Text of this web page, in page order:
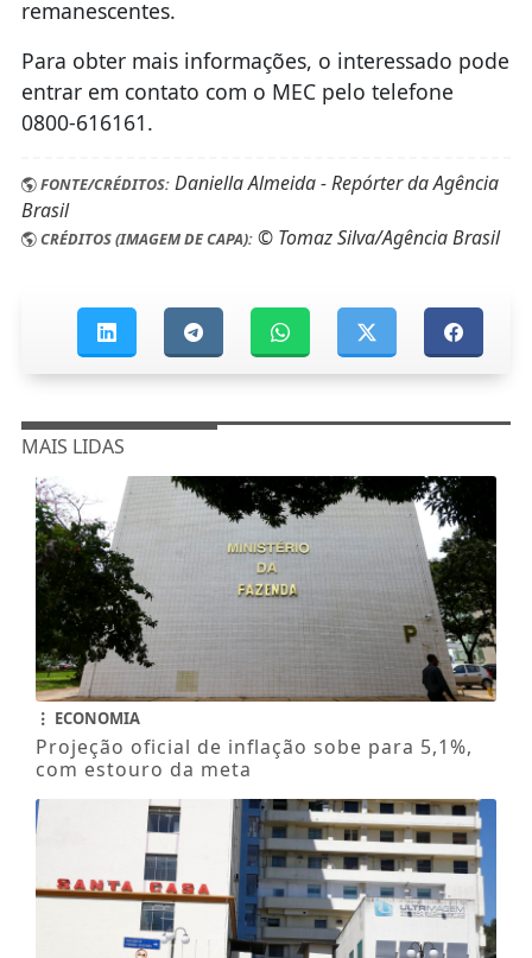
remanescentes.
Para obter mais informações, o interessado pode
entrar em contato com o MEC pelo telefone
0800-616161.
FONTE/CRÉDITOS:Daniella Almeida - Repórter da Agência
Brasil
CRÉDITOS (IMAGEM DE CAPA):© Tomaz Silva/Agência Brasil
MAIS LIDAS
ECONOMIA
Projeção oficial de inflação sobe para 5,1%,
com estouro da meta